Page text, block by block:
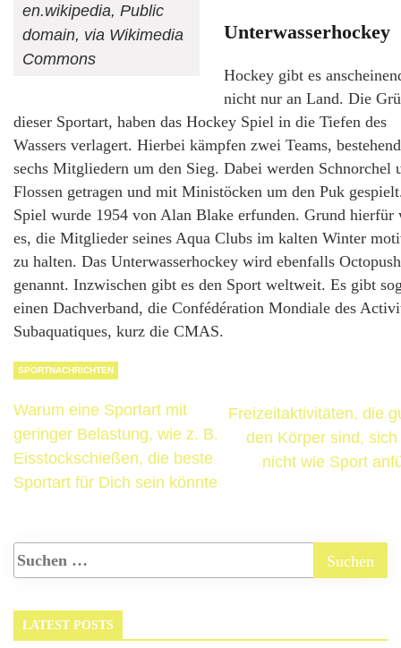
en.wikipedia, Public
domain, via Wikimedia
Commons
Unterwasserhockey
Hockey gibt es
nicht nur an Land. Die
dieser Sportart, haben das Hockey Spiel in die Tiefen des
Wassers verlagert. Hierbei kämpfen zwei Teams,
sechs Mitgliedern um den Sieg. Dabei werden Schnorchel
Flossen getragen und mit Ministöcken um den Puk
Spiel wurde 1954 von Alan Blake erfunden. Grund hierfür
es, die Mitglieder seines Aqua Clubs im kalten Winter
zu halten. Das Unterwasserhockey wird ebenfalls Octopush
genannt. Inzwischen gibt es den Sport weltweit. Es gibt
einen Dachverband, die Confédération Mondiale des
Subaquatiques, kurz die CMAS.
SPORTNACHRICHTEN
Warum eine Sportart mit
geringer Belastung, wie z. B.
Eisstockschießen, die beste
Sportart für Dich sein könnte
Freizeitaktivitäten, die
den Körper sind,
nicht wie Sport
LATEST POSTS